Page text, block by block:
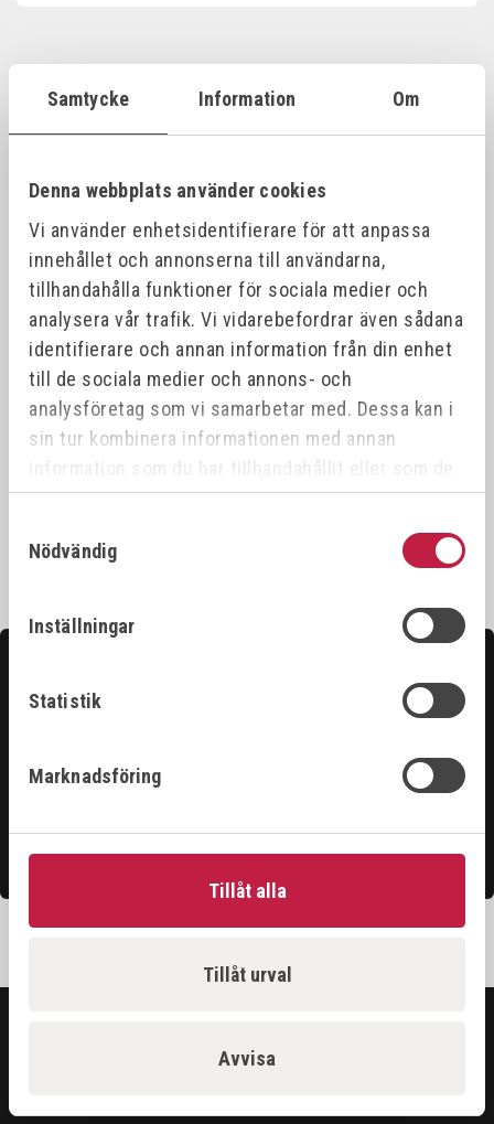
Samtycke Information Om
Denna webbplats använder cookies
Vi använder enhetsidentifierare för att anpassa
innehållet och annonserna till användarna,
tillhandahålla funktioner för sociala medier och
analysera vår trafik. Vi vidarebefordrar även sådana
identifierare och annan information från din enhet
till de sociala medier och annons- och
analysföretag som vi samarbetar med. Dessa kan i
sin tur kombinera informationen med annan
information som du har tillhandahållit eller som de
har samlat in när du har använt deras tjänster.
Nödvändig
Inställningar
Statistik
Marknadsföring
Tillåt alla
Tillåt urval
Avvisa
Relaterade produkter
RIMAC MINI LIGHT
Art.nr:683000
RIMAC MINI LIGHT
(DISPLAY 16 ST)
Art.nr: 683001
Hittar du inte det du söker?
Våra säljare är riktigt duktiga och hjälper gärna till för
att du ska få ut det bästa ur vårt sortiment.